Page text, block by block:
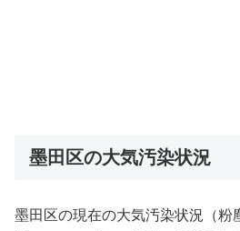
墨田区の大気汚染状況
墨田区の現在の大気汚染状況（粉